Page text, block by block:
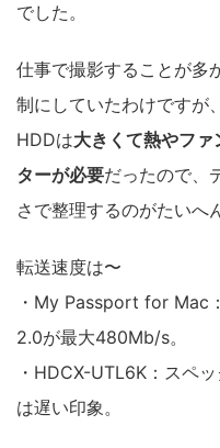
でした。
仕事で撮影することが多
制にしていたわけですが
HDDは大きくて熱やファ
ターが必要だったので、
さで整理するのがたいへ
転送速度は〜
・My Passport for Mac
2.0が最大480Mb/s。
・HDCX-UTL6K：スペ
は遅い印象。